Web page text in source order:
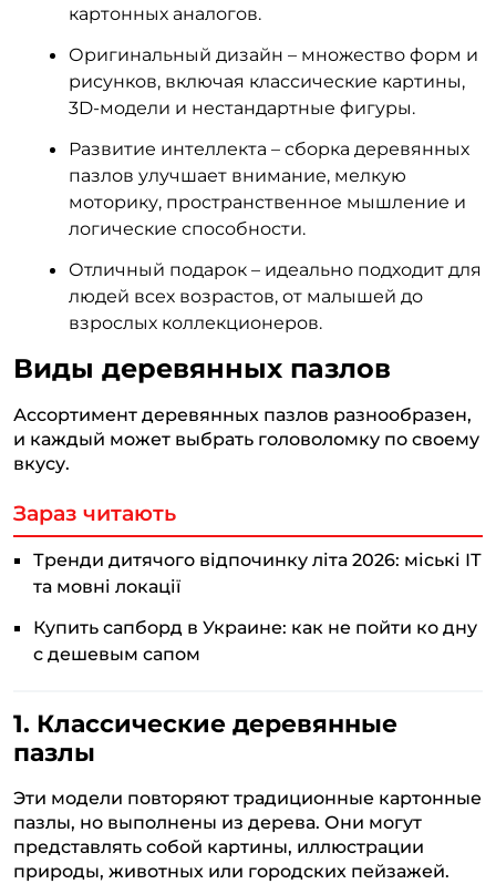
картонных аналогов.
Оригинальный дизайн – множество форм и
рисунков, включая классические картины,
3D-модели и нестандартные фигуры.
Развитие интеллекта – сборка деревянных
пазлов улучшает внимание, мелкую
моторику, пространственное мышление и
логические способности.
Отличный подарок – идеально подходит для
людей всех возрастов, от малышей до
взрослых коллекционеров.
Виды деревянных пазлов
Ассортимент деревянных пазлов разнообразен,
и каждый может выбрать головоломку по своему
вкусу.
Зараз читають
Тренди дитячого відпочинку літа 2026: міські ІТ
та мовні локації
Купить сапборд в Украине: как не пойти ко дну
с дешевым сапом
1. Классические деревянные
пазлы
Эти модели повторяют традиционные картонные
пазлы, но выполнены из дерева. Они могут
представлять собой картины, иллюстрации
природы, животных или городских пейзажей.